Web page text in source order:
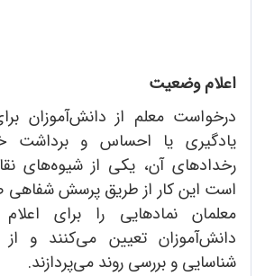
اعلام وضعیت
درخواست معلم از دانش‌آموزان
یادگیری یا احساس و برداشت
رخدادهای آن، یکی از شیوه‌های
است این کار از طریق پرسش شفاهی
معلمان نمادهایی را برای
دانش‌آموزان تعیین می‌کنند و
شناسایی و بررسی روند می‌پردازند.